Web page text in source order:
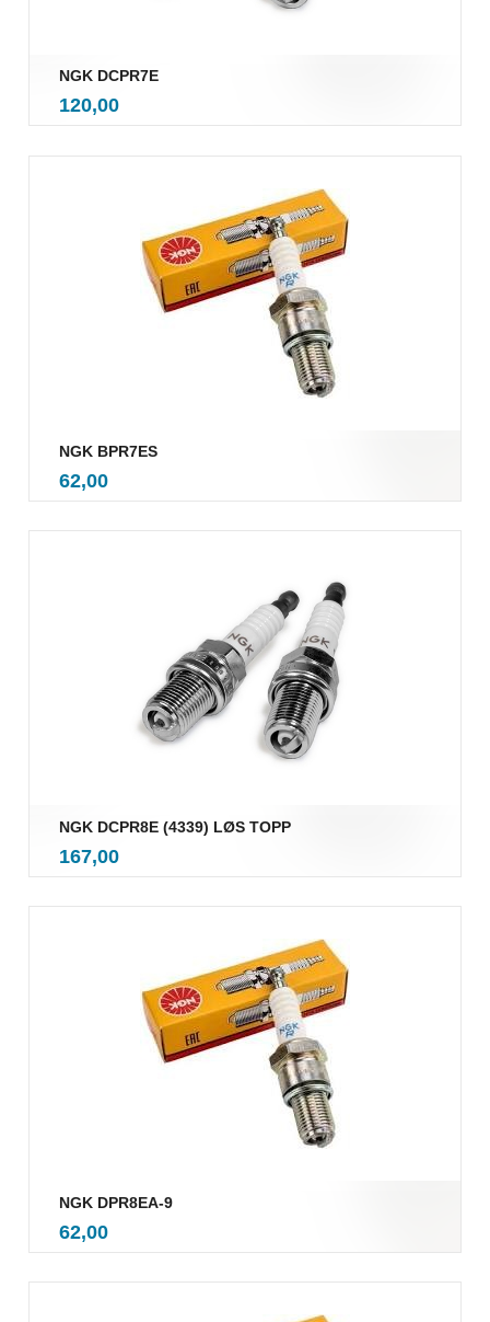
NGK DCPR7E
Pris
120,00mva.
NGK BPR7ES
Pris
62,00mva.
NGK DCPR8E (4339) LØS TOPP
Pris
167,00mva.
NGK DPR8EA-9
Pris
62,00mva.